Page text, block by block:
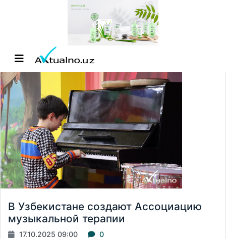
В Узбекистане создают Ассоциацию
музыкальной терапии
17.10.2025 09:00 0